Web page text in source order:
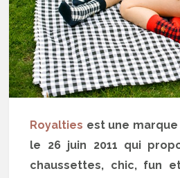
Royalties est une
le 26 juin 2011 qui
chaussettes, chic, fun